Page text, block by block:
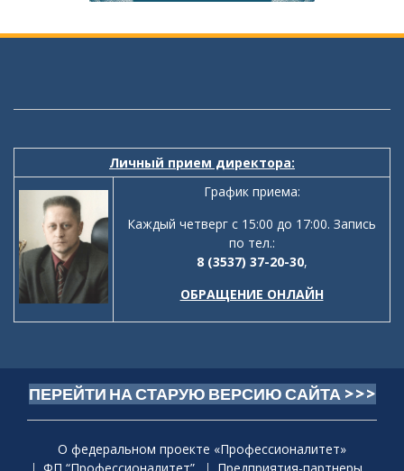
Личный прием директора:
График приема:
Каждый четверг с 15:00 до 17:00. Запись
по тел.:
8 (3537) 37-20-30,
ОБРАЩЕНИЕ ОНЛАЙН
ПЕРЕЙТИ НА СТАРУЮ ВЕРСИЮ САЙТА >>>
О федеральном проекте «Профессионалитет»
ФП “Профессионалитет”
Предприятия-партнеры